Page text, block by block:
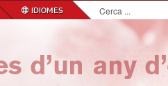
IDIOMES
Cerca
...